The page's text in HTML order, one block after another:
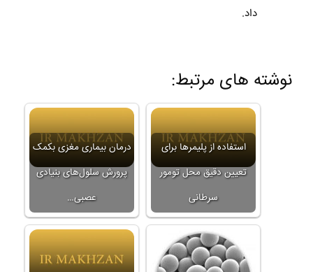
داد.
نوشته های مرتبط:
درمان بیماری‌ مغزی بکمک
پرورش سلول‌های بنیادی
عصبی…
استفاده از پلیمرها برای
تعیین دقیق محل تومور
سرطانی